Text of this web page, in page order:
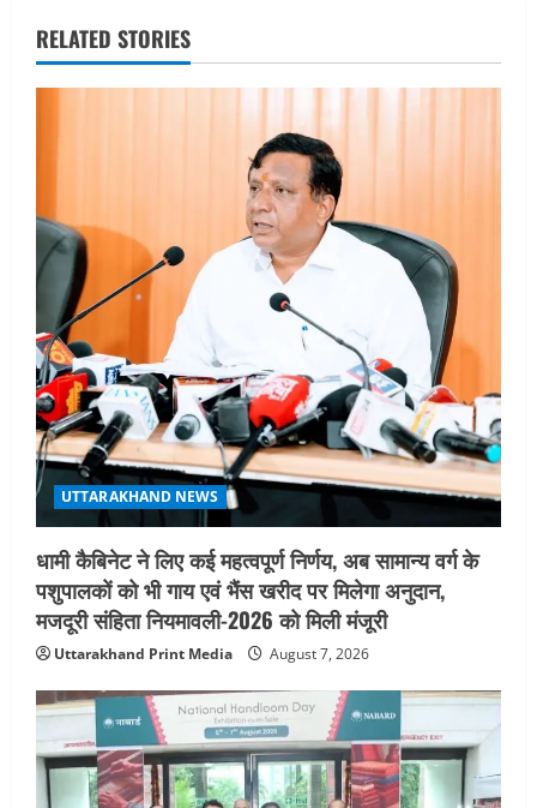
a
v
a
t
i
o
n
RELATED STORIES
UTTARAKHAND NEWS
धामी कैबिनेट ने लिए कई महत्वपूर्ण निर्णय, अब सामान्य वर्ग के
पशुपालकों को भी गाय एवं भैंस खरीद पर मिलेगा अनुदान,
मजदूरी संहिता नियमावली-2026 को मिली मंजूरी
Uttarakhand Print Media August 7, 2026